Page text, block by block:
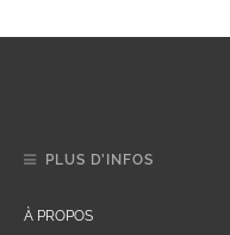
PLUS D’INFOS
À PROPOS